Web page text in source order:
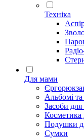
Техніка
Для мами
Альбомі та
Засоби
Косметика
Подушки
Сумки